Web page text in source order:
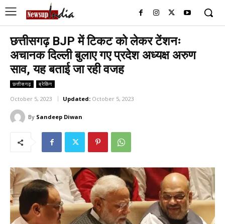
छत्तीसगढ़ BJP में टिकट को लेकर टेंशनः
अचानक दिल्ली बुलाए गए प्रदेश अध्यक्ष अरुण
साव, यह बताई जा रही वजह
छत्तीसगढ़ ब्रेकिंग
October 5, 2023 Updated: October 5, 2023
By Sandeep Diwan